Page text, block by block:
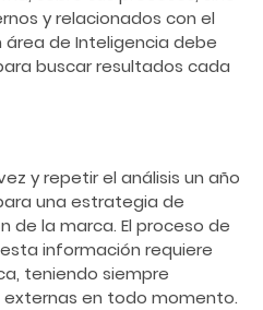
y relacionados con el
de Inteligencia debe
buscar resultados cada
y repetir el análisis un año
una estrategia de
de la marca. El proceso de
información requiere
teniendo siempre
en todo momento.